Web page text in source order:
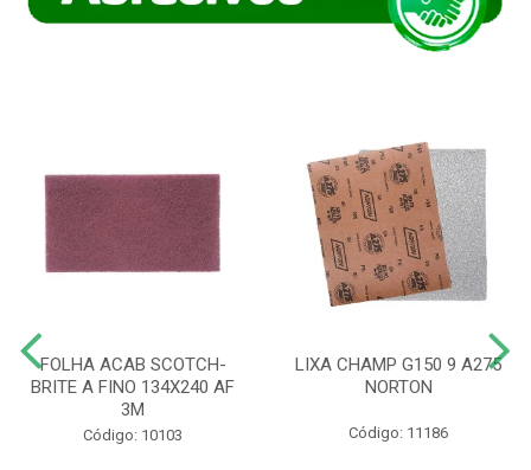
FOLHA ACAB SCOTCH-
BRITE A FINO 134X240 AF
3M
Código: 10103
LIXA CHAMP G150 9 A275
NORTON
Código: 11186